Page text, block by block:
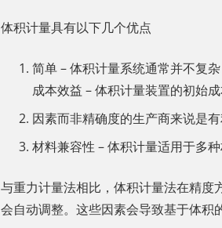
体积计量具有以下几个优点
简单 – 体积计量系统通常并不复
成本效益 – 体积计量装置的初始
因素而非精确度的生产商来说是
材料兼容性 – 体积计量适用于多
与重力计量法相比，体积计量法在精
会自动调整。这些因素会导致基于体